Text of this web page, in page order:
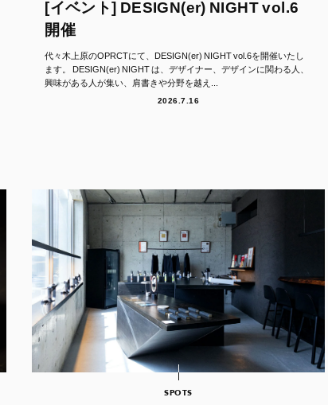
[イベント] DESIGN(er) NIGHT vol.6
開催
代々木上原のOPRCTにて、DESIGN(er) NIGHT vol.6を開催いたし
ます。 DESIGN(er) NIGHT は、デザイナー、デザインに関わる人、
興味がある人が集い、肩書きや分野を越え...
2026.7.16
SPOTS